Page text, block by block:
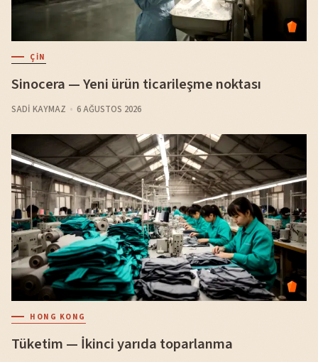
ÇIN
Sinocera — Yeni ürün ticarileşme noktası
SADI KAYMAZ 6 AĞUSTOS 2026
HONG KONG
Tüketim — İkinci yarıda toparlanma